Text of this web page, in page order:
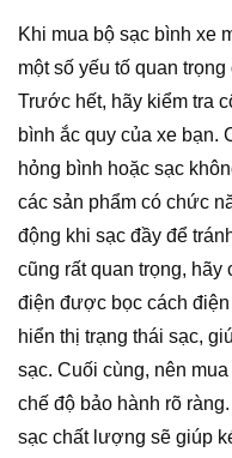
Khi mua bộ sạc bình xe
một số yếu tố quan
Trước hết, hãy kiểm tra
bình ắc quy của xe bạn.
hỏng bình hoặc sạc
các sản phẩm có chức
động khi sạc đầy để
cũng rất quan trọng, hãy
điện được bọc cách
hiển thị trạng thái sạc,
sạc. Cuối cùng, nên
chế độ bảo hành rõ
sạc chất lượng sẽ giúp